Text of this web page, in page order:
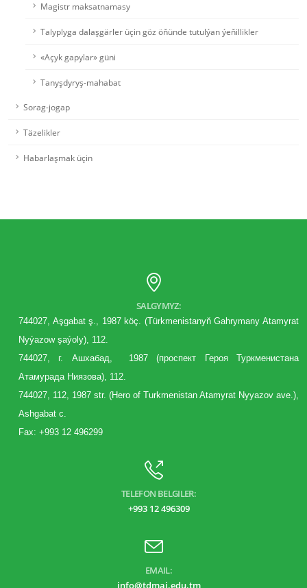
Magistr maksatnamasy
Talyplyga dalaşgärler üçin göz öňünde tutulýan ýeňillikler
«Açyk gapylar» güni
Tanyşdyryş-mahabat
Sorag-jogap
Täzelikler
Habarlaşmak üçin
SALGYMYZ:
744027, Aşgabat ş., 1987 köç. (Türkmenistanyň Gahrymany Atamyrat
Nyýazow şaýoly), 112.
744027, г. Aшхабад, 1987 (проспект
Героя Туркменистана
Атамурада Ниязова), 112.
744027, 112, 1987 str. (Hero of Turkmenistan Atamyrat Nyyazov ave.),
Ashgabat c.
Fax: +993 12 496299
TELEFON BELGILER:
+993 12 496309
EMAIL:
info@tdmai.edu.tm